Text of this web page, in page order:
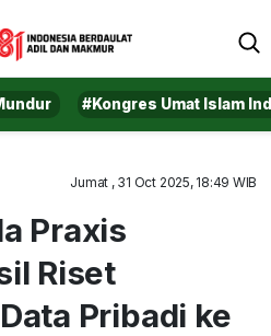
#Kongres Umat Islam
Jumat , 31 Oct 2025, 18:49 WIB
Praxis
Riset
Pribadi ke